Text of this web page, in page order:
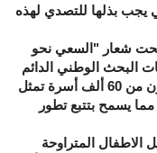
يجب بذلها للتصدي لهذه
تحت شعار "السعي نحو
البحث الوطني الدائم
حول التشغيل ،الذي يشمل سنويا عينة تتكون من 60 ألف أسرة تمثل
يسمح بتتبع تطور
المتراوحة